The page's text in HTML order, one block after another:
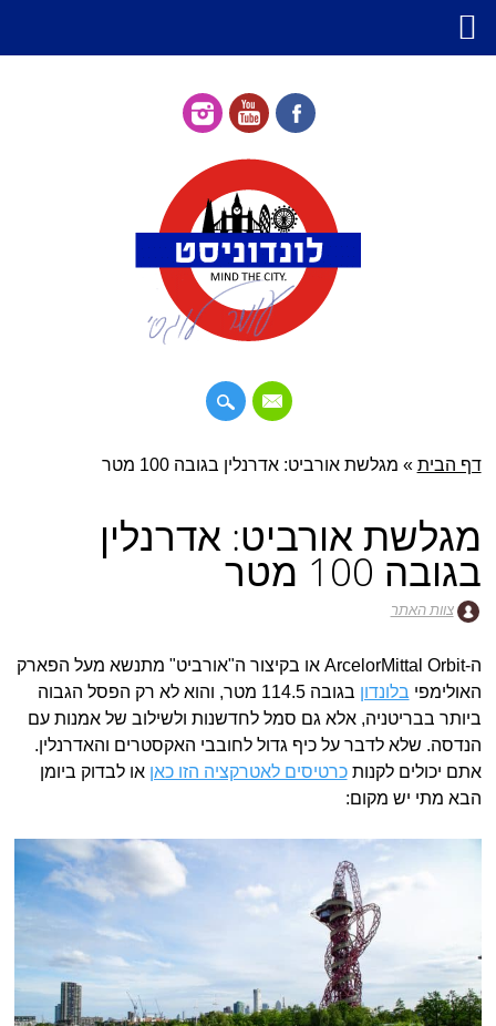
תפריט ראשי
דילוג
דף הבית » מגלשת אורביט: אדרנלין בגובה 100 מטר
מגלשת אורביט: אדרנלין
בגובה 100 מטר
צוות האתר
ה-ArcelorMittal Orbit או בקיצור ה"אורביט" מתנשא מעל הפארק
האולימפי בלונדון
בגובה 114.5 מטר, והוא לא רק הפסל הגבוה
ביותר בבריטניה, אלא גם סמל לחדשנות ולשילוב של אמנות עם
הנדסה. שלא לדבר על כיף גדול לחובבי האקסטרים והאדרנלין.
אתם יכולים לקנותכרטיסים לאטרקציה הזו כאן או לבדוק ביומן
הבא מתי יש מקום: